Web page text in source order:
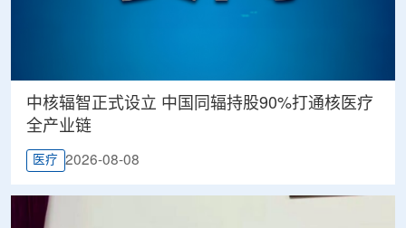
中核辐智正式设立 中国同辐持股90%打通核医疗
全产业链
医疗 2026-08-08